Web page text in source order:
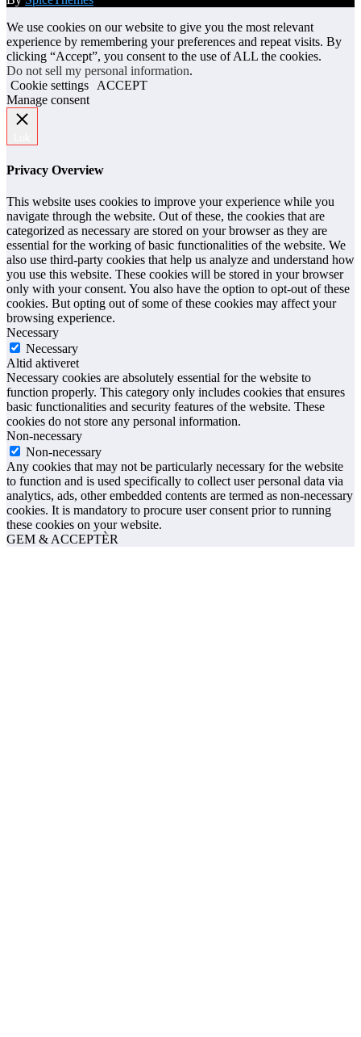
We use cookies on our website to give you the most relevant
experience by remembering your preferences and repeat visits. By
clicking “Accept”, you consent to the use of ALL the cookies.
Do not sell my personal information.
Cookie settings
ACCEPT
Manage consent
Privacy Overview
This website uses cookies to improve your experience while you
navigate through the website. Out of these, the cookies that are
categorized as necessary are stored on your browser as they are
essential for the working of basic functionalities of the website. We
also use third-party cookies that help us analyze and understand how
you use this website. These cookies will be stored in your browser
only with your consent. You also have the option to opt-out of these
cookies. But opting out of some of these cookies may affect your
browsing experience.
Necessary
Necessary
Altid aktiveret
Necessary cookies are absolutely essential for the website to
function properly. This category only includes cookies that ensures
basic functionalities and security features of the website. These
cookies do not store any personal information.
Non-necessary
Non-necessary
Any cookies that may not be particularly necessary for the website
to function and is used specifically to collect user personal data via
analytics, ads, other embedded contents are termed as non-necessary
cookies. It is mandatory to procure user consent prior to running
these cookies on your website.
GEM & ACCEPTÈR